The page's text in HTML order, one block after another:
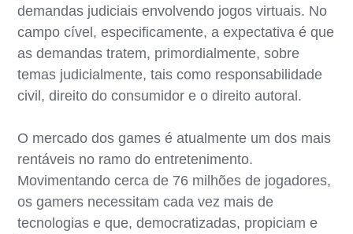
demandas judiciais envolvendo jogos virtuais. No
campo cível, especificamente, a expectativa é que
as demandas tratem, primordialmente, sobre
temas judicialmente, tais como responsabilidade
civil, direito do consumidor e o direito autoral.
O mercado dos games é atualmente um dos mais
rentáveis no ramo do entretenimento.
Movimentando cerca de 76 milhões de jogadores,
os gamers necessitam cada vez mais de
tecnologias e que, democratizadas, propiciam e